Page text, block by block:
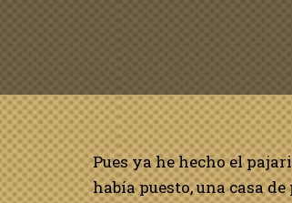
Pues ya he hecho el
había puesto, una casa